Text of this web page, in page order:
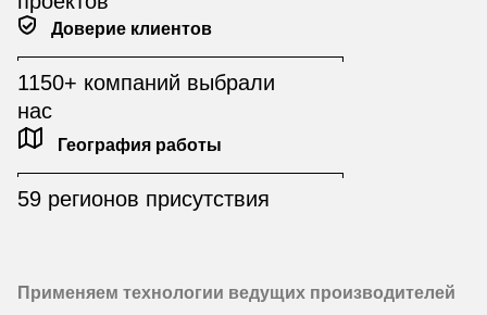
Доверие клиентов
1150+ компаний выбрали
нас
География работы
59 регионов присутствия
Применяем технологии ведущих производителей